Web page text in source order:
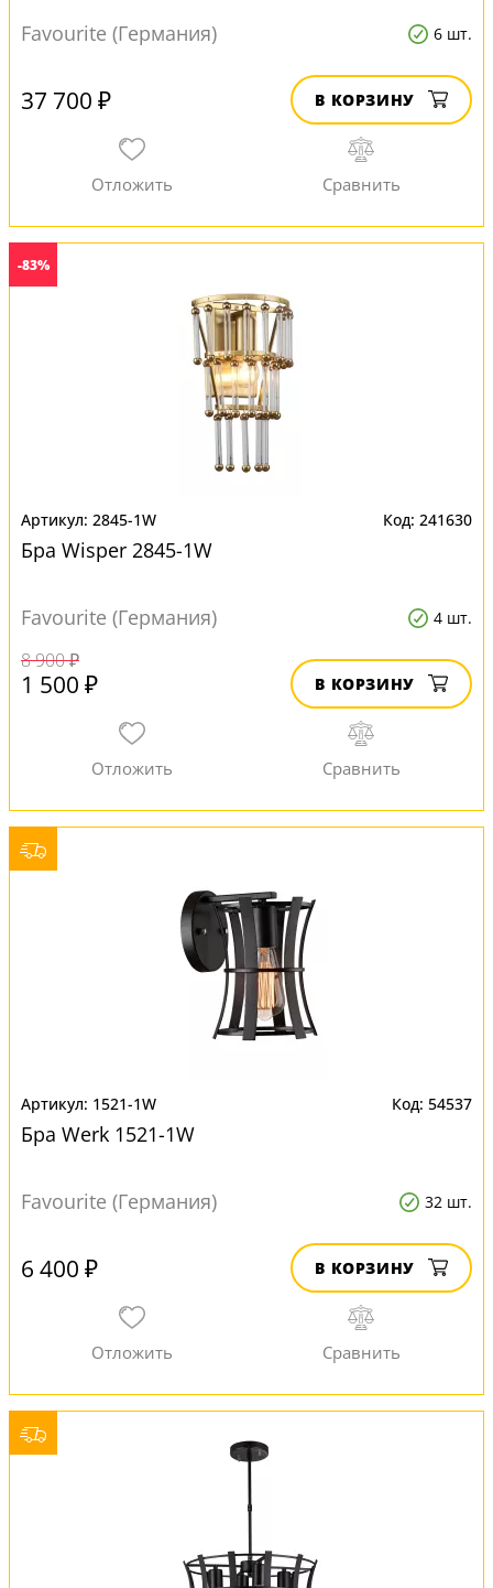
Favourite (Германия) 6 шт.
37 700 ₽ В КОРЗИНУ
-83%
2845-1W 241630
Бра Wisper 2845-1W
Favourite (Германия) 4 шт.
8 900 ₽
1 500 ₽ В КОРЗИНУ
1521-1W 54537
Бра Werk 1521-1W
Favourite (Германия) 32 шт.
6 400 ₽ В КОРЗИНУ